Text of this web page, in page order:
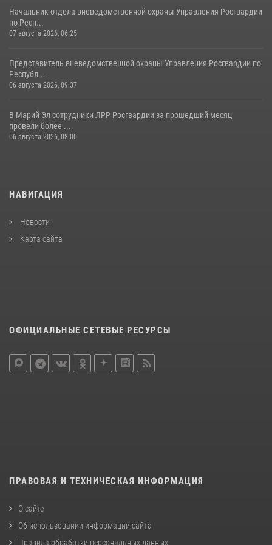
Начальник отдела вневедомственной охраны Управления Росгвардии
по Респ...
07 августа 2026, 06:25
Представитель вневедомственной охраны Управления Росгвардии по
Республ...
06 августа 2026, 09:37
В Марий Эл сотрудники ЛРР Росгвардии за прошедший месяц
провели более ...
06 августа 2026, 08:00
НАВИГАЦИЯ
Новости
Карта сайта
ОФИЦИАЛЬНЫЕ СЕТЕВЫЕ РЕСУРСЫ
ПРАВОВАЯ И ТЕХНИЧЕСКАЯ ИНФОРМАЦИЯ
О сайте
Об использовании информации сайта
Правила обработки персональных данных